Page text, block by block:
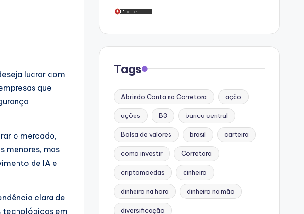
lucrar com
que
o mercado,
menores, mas
de IA e
clara de
tecnológicas em
Tags
Abrindo Conta na Corretora ação
ações B3 banco central
Bolsa de valores brasil carteira
como investir Corretora
criptomoedas dinheiro
dinheiro na hora dinheiro na mão
diversificação